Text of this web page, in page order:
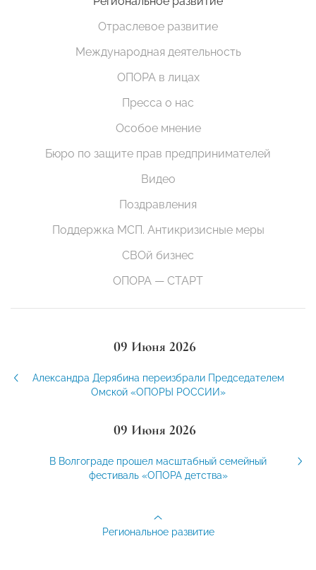
Отраслевое развитие
Международная деятельность
ОПОРА в лицах
Пресса о нас
Особое мнение
Бюро по защите прав предпринимателей
Видео
Поздравления
Поддержка МСП. Антикризисные меры
СВОй бизнес
ОПОРА — СТАРТ
09 Июня 2026
Александра Дерябина переизбрали Председателем
Омской «ОПОРЫ РОССИИ»
09 Июня 2026
В Волгограде прошел масштабный семейный
фестиваль «ОПОРА детства»
Региональное развитие